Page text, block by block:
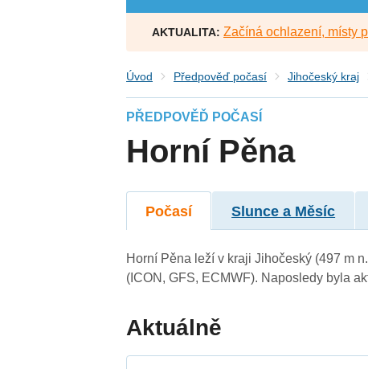
AKTUALITA: Začíná ochlazení, místy
Úvod Předpověď počasí Jihočeský kraj
PŘEDPOVĚĎ POČASÍ
Horní Pěna
Počasí Slunce a Měsíc
Horní Pěna leží v kraji Jihočeský (497 m
(ICON, GFS, ECMWF). Naposledy byla
Aktuálně